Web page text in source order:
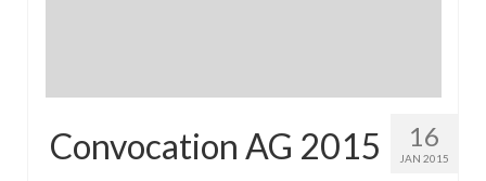
16
JAN 2015
Convocation AG 2015